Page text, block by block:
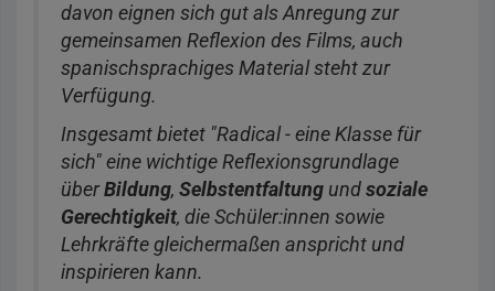
davon eignen sich gut als Anregung zur
gemeinsamen Reflexion des Films, auch
spanischsprachiges Material steht zur
Verfügung.
Insgesamt bietet "Radical - eine Klasse für
sich" eine wichtige Reflexionsgrundlage
überBildung, Selbstentfaltung und soziale
Gerechtigkeit, die Schüler:innen sowie
Lehrkräfte gleichermaßen anspricht und
inspirieren kann.